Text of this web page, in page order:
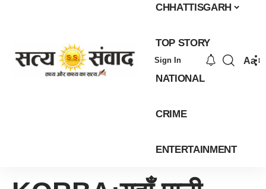
CHHATTISGARH
TOP STORY
NATIONAL
CRIME
ENTERTAINMENT
Sign In Aa